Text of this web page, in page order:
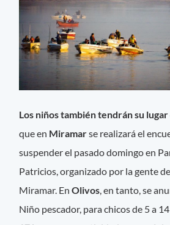
Los niños también tendrán su lugar
que en Miramarse realizará el
suspender el pasado domingo en
Patricios, organizado por la gente
Miramar. EnOlivos, en tanto, se
Niño pescador, para chicos de 5 a